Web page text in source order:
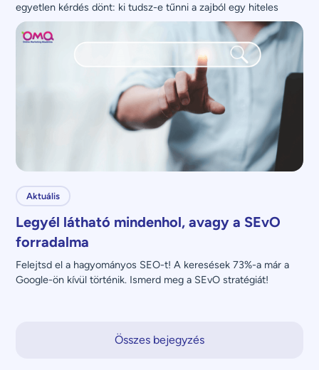
egyetlen kérdés dönt: ki tudsz-e tűnni a zajból egy hiteles
üzenettel?
Aktuális
Legyél látható mindenhol, avagy a SEvO
forradalma
Felejtsd el a hagyományos SEO-t! A keresések 73%-a már a
Google-ön kívül történik. Ismerd meg a SEvO stratégiát!
Összes bejegyzés